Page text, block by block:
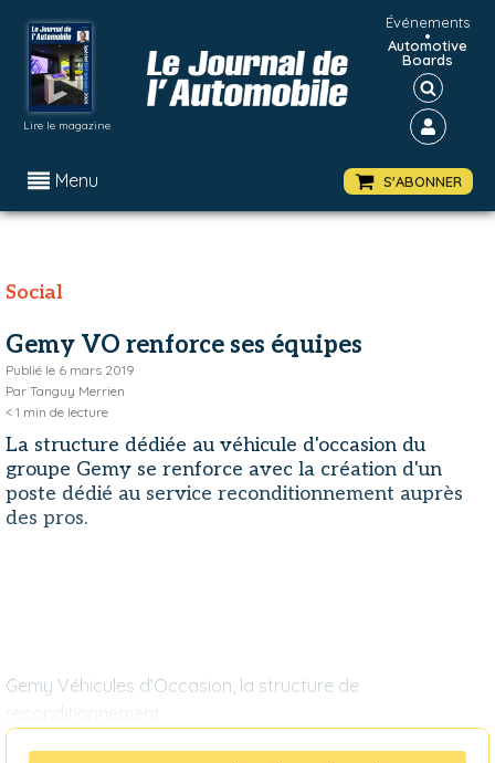
Lire le magazine
Événements
•
Automotive
Boards
Menu S'ABONNER
Social
Gemy VO renforce ses équipes
Publié le 6 mars 2019
Par Tanguy Merrien
< 1 min de lecture
La structure dédiée au véhicule d'occasion du
groupe Gemy se renforce avec la création d'un
poste dédié au service reconditionnement auprès
des pros.
Gemy Véhicules d’Occasion, la structure de